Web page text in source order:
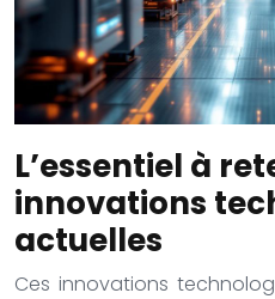
L’essentiel à
innovations
actuelles
Ces innovations